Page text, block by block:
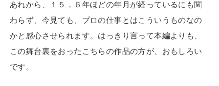
あれから、１５，６年ほどの年月が経っているにも関
わらず、今見ても、プロの仕事とはこういうものなの
かと感心させられます。はっきり言って本編よりも、
この舞台裏をおったこちらの作品の方が、おもしろい
です。